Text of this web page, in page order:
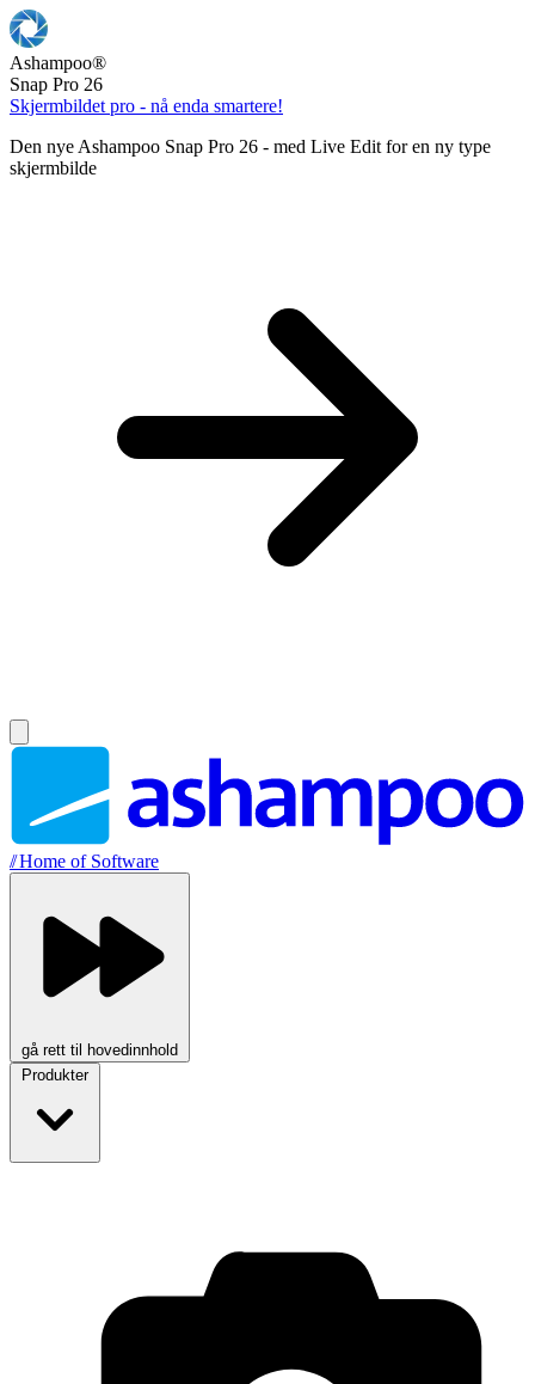
Ashampoo®
Snap Pro 26
Skjermbildet pro - nå enda smartere!
Den nye Ashampoo Snap Pro 26 - med Live Edit for en ny type
skjermbilde
//Home of Software
gå rett til hovedinnhold
Produkter